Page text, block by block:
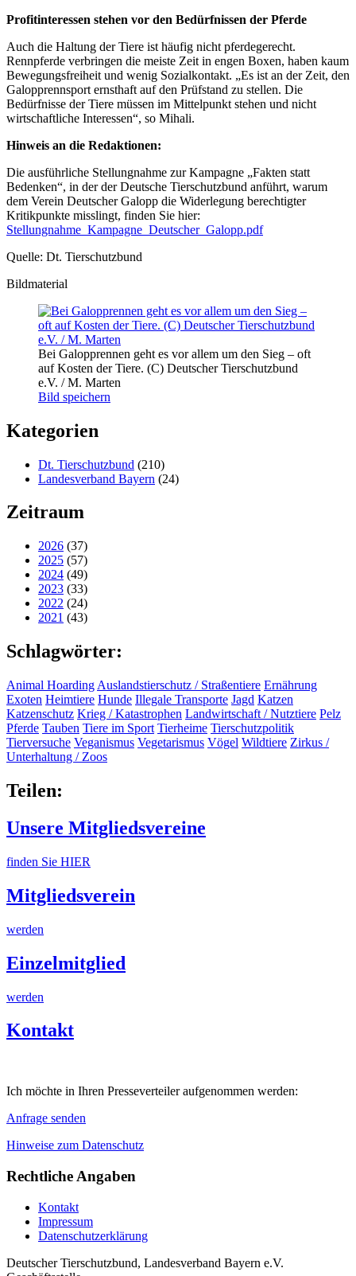
Profitinteressen stehen vor den Bedürfnissen der Pferde
Auch die Haltung der Tiere ist häufig nicht pferdegerecht.
Rennpferde verbringen die meiste Zeit in engen Boxen, haben kaum
Bewegungsfreiheit und wenig Sozialkontakt. „Es ist an der Zeit, den
Galopprennsport ernsthaft auf den Prüfstand zu stellen. Die
Bedürfnisse der Tiere müssen im Mittelpunkt stehen und nicht
wirtschaftliche Interessen“, so Mihali.
Hinweis an die Redaktionen:
Die ausführliche Stellungnahme zur Kampagne „Fakten statt
Bedenken“, in der der Deutsche Tierschutzbund anführt, warum
dem Verein Deutscher Galopp die Widerlegung berechtigter
Kritikpunkte misslingt, finden Sie hier:
Stellungnahme_Kampagne_Deutscher_Galopp.pdf
Quelle: Dt. Tierschutzbund
Bildmaterial
Bei Galopprennen geht es vor allem um den Sieg – oft
auf Kosten der Tiere. (C) Deutscher Tierschutzbund
e.V. / M. Marten
Bild speichern
Kategorien
Dt. Tierschutzbund (210)
Landesverband Bayern (24)
Zeitraum
2026 (37)
2025 (57)
2024 (49)
2023 (33)
2022 (24)
2021 (43)
Schlagwörter:
Animal Hoarding Auslandstierschutz / Straßentiere Ernährung
Exoten Heimtiere Hunde Illegale Transporte Jagd Katzen
Katzenschutz Krieg / Katastrophen Landwirtschaft / Nutztiere Pelz
Pferde Tauben Tiere im Sport Tierheime Tierschutzpolitik
Tierversuche Veganismus Vegetarismus Vögel Wildtiere Zirkus /
Unterhaltung / Zoos
Teilen:
Unsere Mitgliedsvereine
finden Sie HIER
Mitgliedsverein
werden
Einzelmitglied
werden
Kontakt
Ich möchte in Ihren Presseverteiler aufgenommen werden:
Anfrage senden
Hinweise zum Datenschutz
Rechtliche Angaben
Kontakt
Impressum
Datenschutzerklärung
Deutscher Tierschutzbund, Landesverband Bayern e.V.